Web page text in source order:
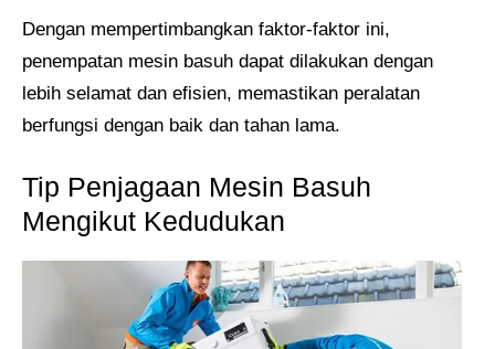
Dengan mempertimbangkan faktor-faktor ini,
penempatan mesin basuh dapat dilakukan dengan
lebih selamat dan efisien, memastikan peralatan
berfungsi dengan baik dan tahan lama.
Tip Penjagaan Mesin Basuh
Mengikut Kedudukan